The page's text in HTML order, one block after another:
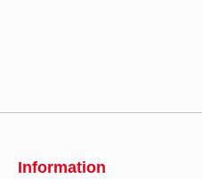
Information